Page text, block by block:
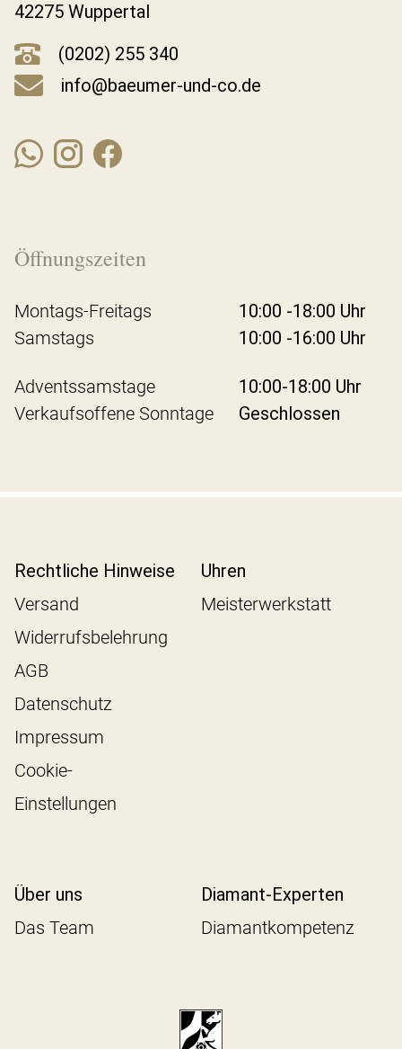
42275 Wuppertal
(0202) 255 340
info@baeumer-und-co.de
Öffnungszeiten
Montags-Freitags
10:00 -18:00 Uhr
Samstags
10:00 -16:00 Uhr
Adventssamstage
10:00-18:00 Uhr
Verkaufsoffene Sonntage
Geschlossen
Rechtliche Hinweise
Versand
Widerrufsbelehrung
AGB
Datenschutz
Impressum
Cookie-
Einstellungen
Uhren
Meisterwerkstatt
Über uns
Das Team
Diamant-Experten
Diamantkompetenz